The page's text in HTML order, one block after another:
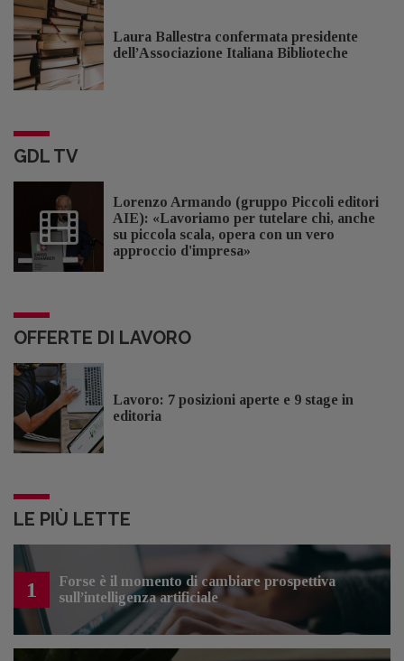
Laura Ballestra confermata presidente
dell’Associazione Italiana Biblioteche
GDL TV
Lorenzo Armando (gruppo Piccoli editori
AIE): «Lavoriamo per tutelare chi, anche
su piccola scala, opera con un vero
approccio d'impresa»
OFFERTE DI LAVORO
Lavoro: 7 posizioni aperte e 9 stage in
editoria
LE PIÙ LETTE
1
Forse è il momento di cambiare prospettiva
sull’intelligenza artificiale